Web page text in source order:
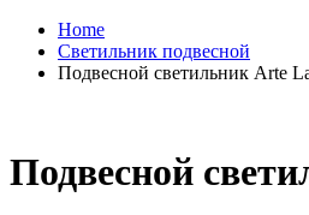
Home
Светильник подвесной
Подвесной светильник Arte
Подвесной